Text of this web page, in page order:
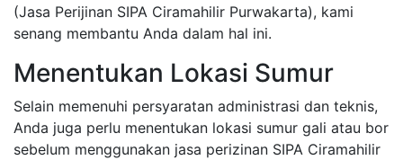
(Jasa Perijinan SIPA Ciramahilir Purwakarta), kami
senang membantu Anda dalam hal ini.
Menentukan Lokasi Sumur
Selain memenuhi persyaratan administrasi dan teknis,
Anda juga perlu menentukan lokasi sumur gali atau bor
sebelum menggunakan jasa perizinan SIPA Ciramahilir